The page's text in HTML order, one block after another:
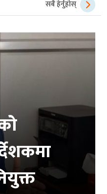
सबै हेर्नुहोस्